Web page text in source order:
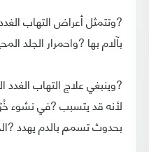
?وتتمثل أعراض التهاب
بآلام بها ?واحمرار الجلد
?وينبغي علاج التهاب الغدد
لأنه قد يتسبب ?في نشوء
بحدوث تسمم بالدم يهدد